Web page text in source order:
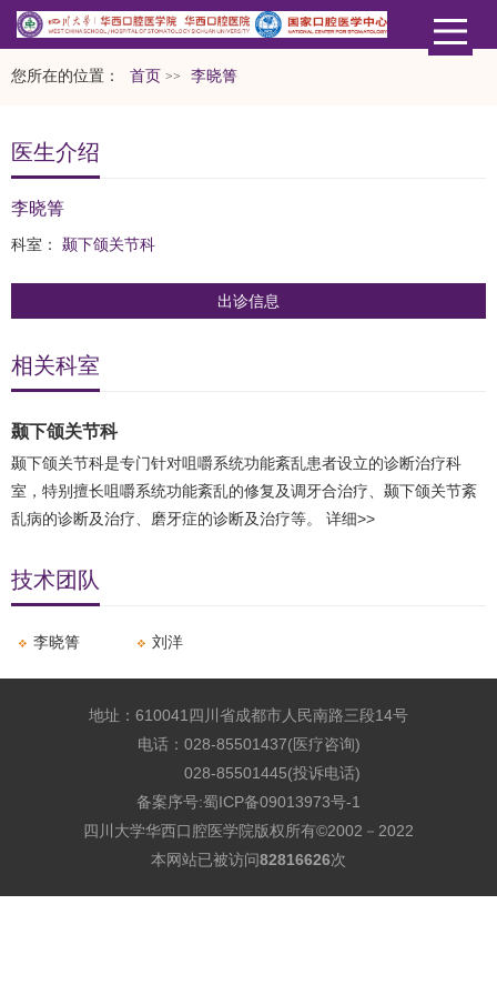
您所在的位置： 首页 >> ​李晓箐
医生介绍
​李晓箐
科室： 颞下颌关节科
出诊信息
相关科室
颞下颌关节科
颞下颌关节科是专门针对咀嚼系统功能紊乱患者设立的诊断治疗科
室，特别擅长咀嚼系统功能紊乱的修复及调牙合治疗、颞下颌关节紊
乱病的诊断及治疗、磨牙症的诊断及治疗等。 详细>>
技术团队
​李晓箐 刘洋
地址：610041四川省成都市人民南路三段14号
电话：028-85501437(医疗咨询)
028-85501445(投诉电话)
备案序号:蜀ICP备09013973号-1
四川大学华西口腔医学院版权所有©2002－2022
本网站已被访问82816626次